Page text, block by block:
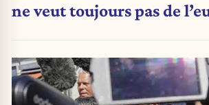
ne veut toujours pas de